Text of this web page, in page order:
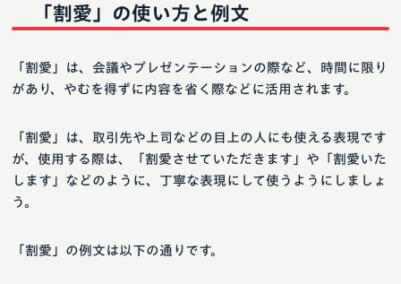
「割愛」の使い方と例文
「割愛」は、会議やプレゼンテーションの際など、時間に限り
があり、やむを得ずに内容を省く際などに活用されます。
「割愛」は、取引先や上司などの目上の人にも使える表現です
が、使用する際は、「割愛させていただきます」や「割愛いた
します」などのように、丁寧な表現にして使うようにしましょ
う。
「割愛」の例文は以下の通りです。